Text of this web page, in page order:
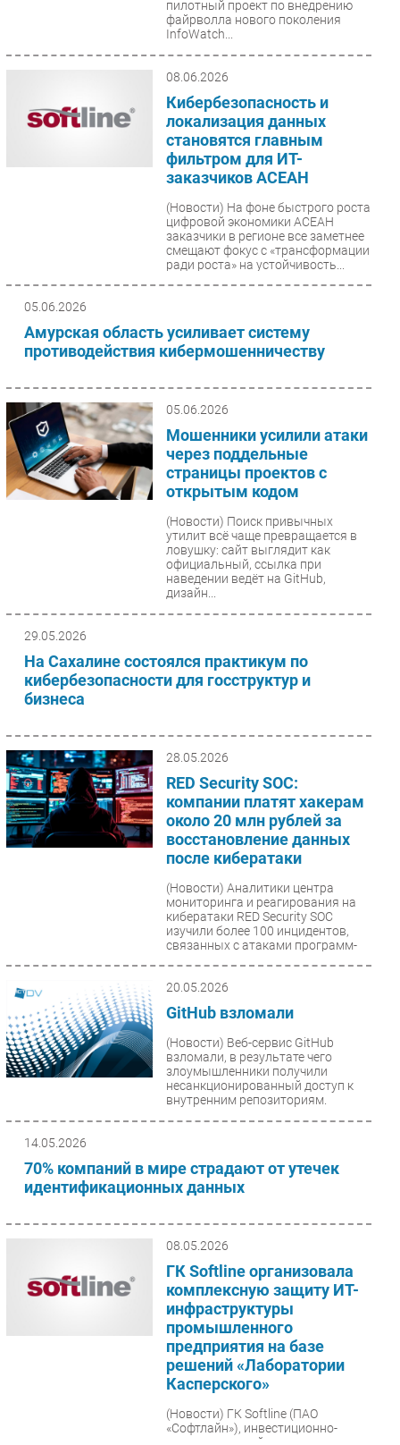
пилотный проект по внедрению
файрволла нового поколения
InfoWatch...
08.06.2026
Кибербезопасность и
локализация данных
становятся главным
фильтром для ИТ-
заказчиков АСЕАН
(Новости) На фоне быстрого роста
цифровой экономики АСЕАН
заказчики в регионе все заметнее
смещают фокус с «трансформации
ради роста» на устойчивость...
05.06.2026
Амурская область усиливает систему
противодействия кибермошенничеству
05.06.2026
Мошенники усилили атаки
через поддельные
страницы проектов с
открытым кодом
(Новости) Поиск привычных
утилит всё чаще превращается в
ловушку: сайт выглядит как
официальный, ссылка при
наведении ведёт на GitHub,
дизайн...
29.05.2026
На Сахалине состоялся практикум по
кибербезопасности для госструктур и
бизнеса
28.05.2026
RED Security SOC:
компании платят хакерам
около 20 млн рублей за
восстановление данных
после кибератаки
(Новости) Аналитики центра
мониторинга и реагирования на
кибератаки RED Security SOC
изучили более 100 инцидентов,
связанных с атаками программ-
20.05.2026
GitHub взломали
(Новости) Веб-сервис GitHub
взломали, в результате чего
злоумышленники получили
несанкционированный доступ к
внутренним репозиториям.
14.05.2026
70% компаний в мире страдают от утечек
идентификационных данных
08.05.2026
ГК Softline организовала
комплексную защиту ИТ-
инфраструктуры
промышленного
предприятия на базе
решений «Лаборатории
Касперского»
(Новости) ГК Softline (ПАО
«Софтлайн»), инвестиционно-
технологический холдинг с